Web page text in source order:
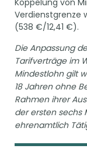
Koppelung von
Verdienstgrenze
(538 €/12,41 €).
Die Anpassung
Tarifverträge im
Mindestlohn gilt
18 Jahren ohne
Rahmen ihrer
der ersten sechs
ehrenamtlich